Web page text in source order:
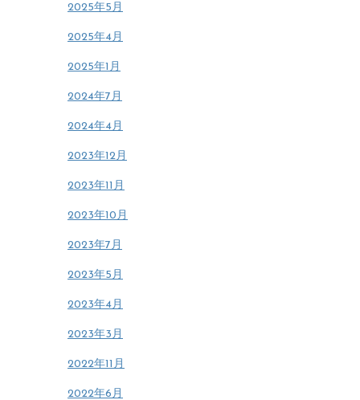
2025年5月
2025年4月
2025年1月
2024年7月
2024年4月
2023年12月
2023年11月
2023年10月
2023年7月
2023年5月
2023年4月
2023年3月
2022年11月
2022年6月